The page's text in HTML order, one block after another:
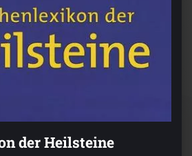
der Heilsteine